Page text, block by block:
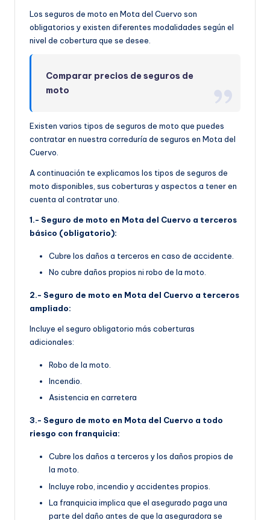
Los seguros de moto en Mota del Cuervo son
obligatorios y existen diferentes modalidades según el
nivel de cobertura que se desee.
Comparar precios de seguros de
moto
Existen varios tipos de seguros de moto que puedes
contratar en nuestra correduría de seguros en Mota del
Cuervo.
A continuación te explicamos los tipos de seguros de
moto disponibles, sus coberturas y aspectos a tener en
cuenta al contratar uno.
1.- Seguro de moto en Mota del Cuervo a terceros
básico (obligatorio):
Cubre los daños a terceros en caso de accidente.
No cubre daños propios ni robo de la moto.
2.- Seguro de moto en Mota del Cuervo a terceros
ampliado:
Incluye el seguro obligatorio más coberturas
adicionales:
Robo de la moto.
Incendio.
Asistencia en carretera
3.- Seguro de moto en Mota del Cuervo a todo
riesgo con franquicia:
Cubre los daños a terceros y los daños propios de
la moto.
Incluye robo, incendio y accidentes propios.
La franquicia implica que el asegurado paga una
parte del daño antes de que la aseguradora se